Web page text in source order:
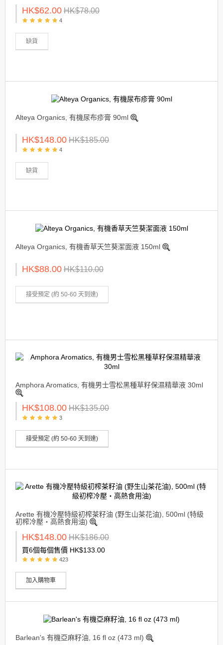
HK$62.00 HK$78.00
4
缺貨
Alteya Organics, 有機尿布疹膏 90ml
HK$148.00 HK$185.00
4
缺貨
Alteya Organics, 有機香草天竺葵潔面液 150ml
HK$88.00 HK$110.00
接受預定 (約 50-60 天到達)
Amphora Aromatics, 有機男士雪松黑種草籽保濕精華液 30ml
HK$108.00 HK$135.00
3
接受預定 (約 50-60 天到達)
Arette 有機冷壓特級初榨茶籽油 (野生山茶花油), 500ml (特級
初榨冷壓・高熱食用油)
HK$148.00 HK$186.00
買6個每個售價 HK$133.00
423
加入購物車
Barlean's 有機亞麻籽油, 16 fl oz (473 ml)